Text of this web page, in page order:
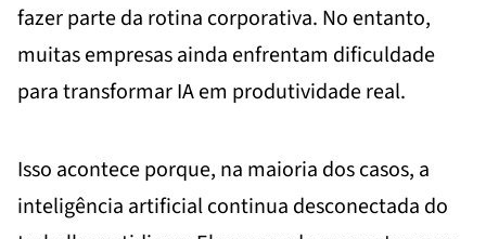
fazer parte da rotina corporativa. No entanto,
muitas empresas ainda enfrentam dificuldade
para transformar IA em produtividade real.
Isso acontece porque, na maioria dos casos, a
inteligência artificial continua desconectada do